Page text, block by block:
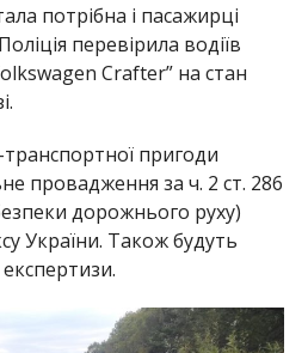
потрібна і пасажирці
перевірила водіїв
Crafter” на стан
пригоди
провадження за ч. 2 ст. 286
дорожнього руху)
України. Також будуть